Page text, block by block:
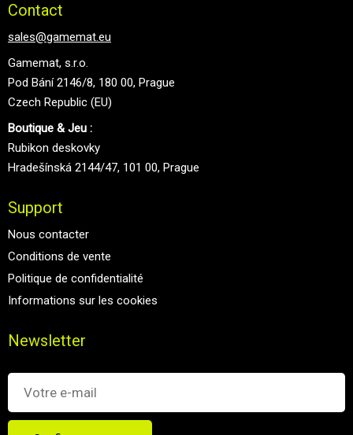
Contact
sales@gamemat.eu
Gamemat, s.r.o.
Pod Bání 2146/8, 180 00, Prague
Czech Republic (EU)
Boutique & Jeu :
Rubikon deskovky
Hradešínská 2144/47, 101 00, Prague
Support
Nous contacter
Conditions de vente
Politique de confidentialité
Informations sur les cookies
Newsletter